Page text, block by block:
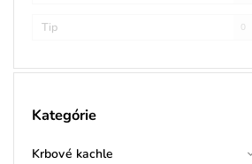
Tip 0
Kategórie
Krbové kachle